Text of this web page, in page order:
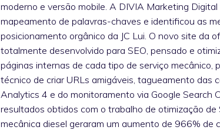
moderno e versão mobile. A DIVIA Marketing
mapeamento de palavras-chaves e identificou as
posicionamento orgânico da JC Lui. O novo site da
totalmente desenvolvido para SEO, pensado e
páginas internas de cada tipo de serviço mecânico,
técnico de criar URLs amigáveis, tagueamento das
Analytics 4 e do monitoramento via Google Search
resultados obtidos com o trabalho de otimização de
mecânica diesel geraram um aumento de 966% de